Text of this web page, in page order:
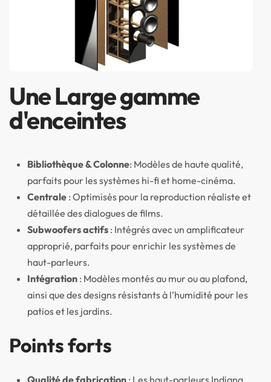
Une Large gamme
d'enceintes
Bibliothèque& Colonne: Modèles de haute qualité,
parfaits pour les systèmes hi-fi et home-cinéma.
Centrale : Optimisés pour la reproduction réaliste et
détaillée des dialogues de films.
Subwoofers actifs : Intégrés avec un amplificateur
approprié, parfaits pour enrichir les systèmes de
haut-parleurs.
Intégration : Modèles montés au mur ou au plafond,
ainsi que des designs résistants à l’humidité pour les
patios et les jardins.
Points forts